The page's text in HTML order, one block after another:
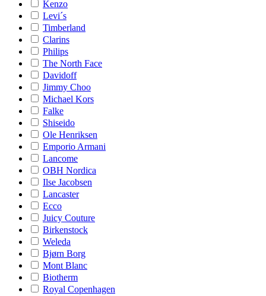
Kenzo
Levi´s
Timberland
Clarins
Philips
The North Face
Davidoff
Jimmy Choo
Michael Kors
Falke
Shiseido
Ole Henriksen
Emporio Armani
Lancome
OBH Nordica
Ilse Jacobsen
Lancaster
Ecco
Juicy Couture
Birkenstock
Weleda
Bjørn Borg
Mont Blanc
Biotherm
Royal Copenhagen